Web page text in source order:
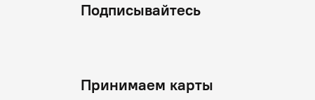
Подписывайтесь
Принимаем карты